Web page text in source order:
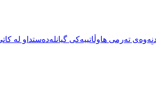
تەرمی هاوڵاتییەکی گیانلەدەستداو لە
گەنج لەلایەن هێزە ئەمنییەکانی ڕێژیمی
خەڵکی سەردەشت لە کاتی کۆڵبەری لە ناوچە
دوو هاوڵاتی لە کاتی کۆڵبەریدا بە